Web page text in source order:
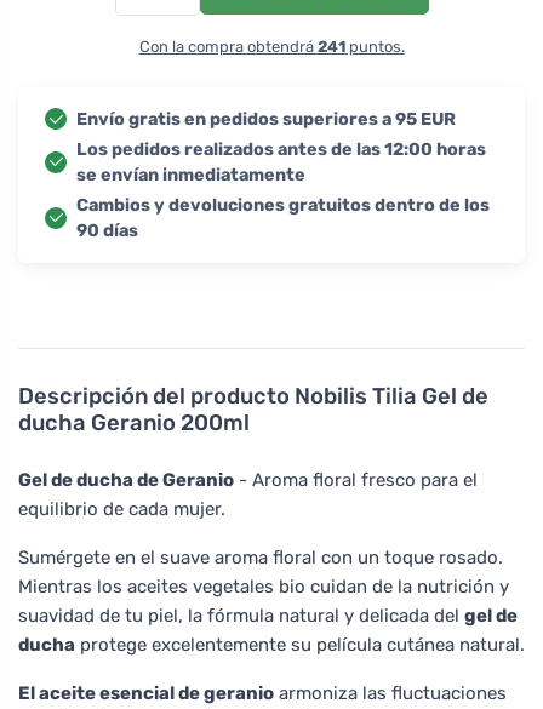
Descripción del producto Nobilis Tilia Gel de
ducha Geranio 200ml
Gel de ducha de Geranio - Aroma floral fresco para el
equilibrio de cada mujer.
Sumérgete en el suave aroma floral con un toque rosado.
Mientras los aceites vegetales bio cuidan de la nutrición y
suavidad de tu piel, la fórmula natural y delicada del gel de
ducha protege excelentemente su película cutánea natural.
El aceite esencial de geranio armoniza las fluctuaciones
Con la compra obtendrá 241puntos.
Envío gratis en pedidos superiores a 95 EUR
Los pedidos realizados antes de las 12:00 horas
se envían inmediatamente
Cambios y devoluciones gratuitos dentro de los
90 días